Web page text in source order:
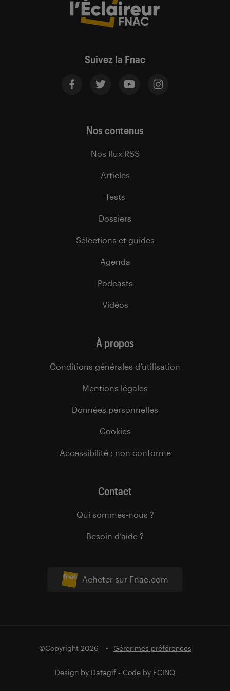
Suivez la Fnac
Acheter sur Fnac.com
Nos contenus
Nos flux RSS
Articles
Tests
Dossiers
Sélections et guides
Agenda
Podcasts
Vidéos
À propos
Conditions générales d’utilisation
Mentions légales
Données personnelles
Cookies
Accessibilité : non conforme
Contact
Qui sommes-nous ?
Besoin d’aide ?
©Copyright 2026 Gérer mes préférences
Design by Datagif - Code by FCINQ